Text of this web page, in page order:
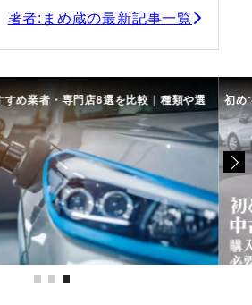
著者:まめ蔵の最新記事一覧
め業者・専門店8選を比較｜種類や選 初め